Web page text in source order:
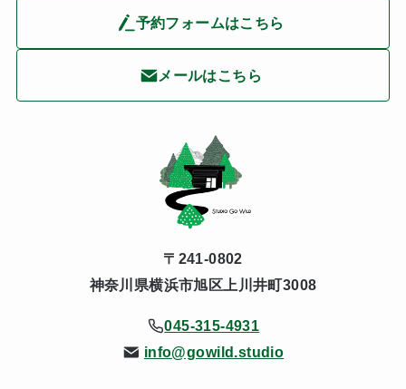
予約フォームはこちら
メールはこちら
〒241-0802
神奈川県横浜市旭区上川井町3008
045-315-4931
info@gowild.studio